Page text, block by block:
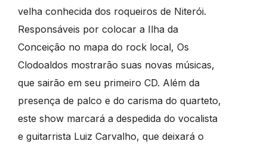
velha conhecida dos roqueiros de Niterói.
Responsáveis por colocar a Ilha da
Conceição no mapa do rock local, Os
Clodoaldos mostrarão suas novas músicas,
que sairão em seu primeiro CD. Além da
presença de palco e do carisma do quarteto,
este show marcará a despedida do vocalista
e guitarrista Luiz Carvalho, que deixará o